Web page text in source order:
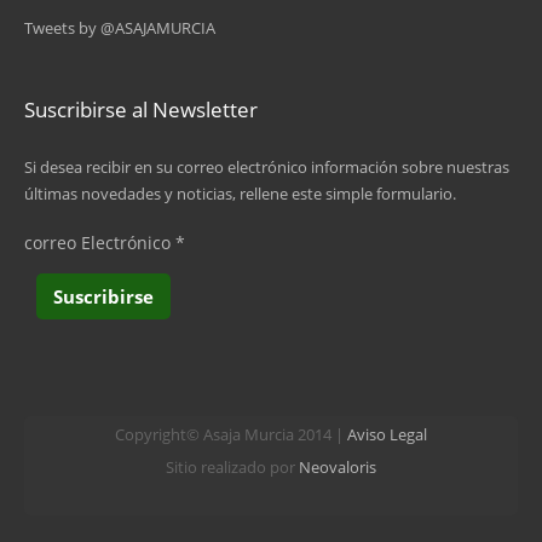
última »
Tweets by @ASAJAMURCIA
Suscribirse al Newsletter
Si desea recibir en su correo electrónico información sobre nuestras
últimas novedades y noticias, rellene este simple formulario.
correo Electrónico *
Copyright© Asaja Murcia 2014 | Aviso Legal
Sitio realizado por Neovaloris